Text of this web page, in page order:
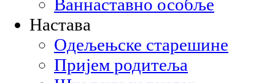
Ваннаставно особље
Настава
Одељењске старешине
Пријем родитеља